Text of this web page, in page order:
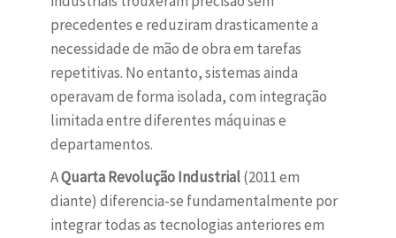
precedentes e reduziram drasticamente a
necessidade de mão de obra em tarefas
repetitivas. No entanto, sistemas ainda
operavam de forma isolada, com integração
limitada entre diferentes máquinas e
departamentos.
AQuarta Revolução Industrial(2011 em
diante) diferencia-se fundamentalmente por
integrar todas as tecnologias anteriores em